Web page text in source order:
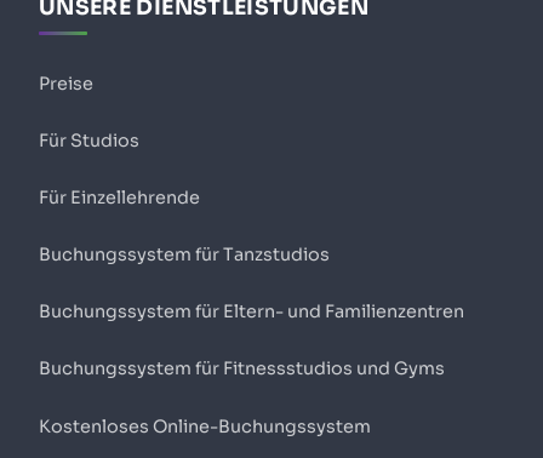
UNSERE DIENSTLEISTUNGEN
Preise
Für Studios
Für Einzellehrende
Buchungssystem für Tanzstudios
Buchungssystem für Eltern- und Familienzentren
Buchungssystem für Fitnessstudios und Gyms
Kostenloses Online-Buchungssystem